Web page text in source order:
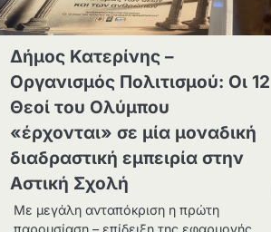
Δήμος Κατερίνης –
Οργανισμός Πολιτισμού: Οι 12
Θεοί του Ολύμπου
«έρχονται» σε μία μοναδική
διαδραστική εμπειρία στην
Αστική Σχολή
Με μεγάλη ανταπόκριση η πρώτη